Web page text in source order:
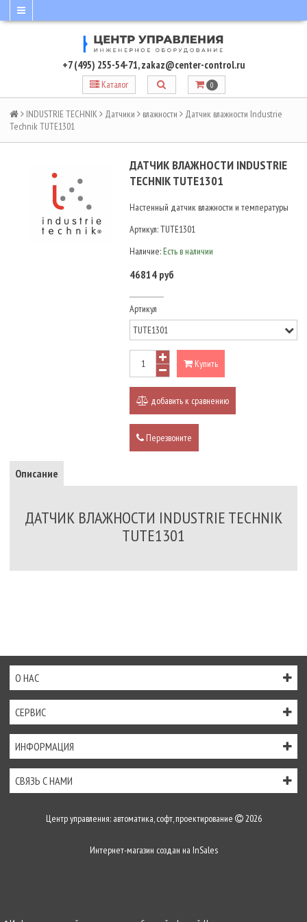
+7 (495) 255-54-71,zakaz@center-control.ru
Каталог 0
INDUSTRIE TECHNIK Датчики влажности
Датчик влажности Industrie
Technik TUTE1301
ДАТЧИК ВЛАЖНОСТИ INDUSTRIE
TECHNIK TUTE1301
Настенный датчик влажности и температуры
Артикул:TUTE1301
Наличие: Есть в наличии
46814 руб
Артикул
Купить
добавить к сравнению
Перезвоните
Описание
ДАТЧИК ВЛАЖНОСТИ INDUSTRIE TECHNIK
TUTE1301
О НАС
СЕРВИС
ИНФОРМАЦИЯ
СВЯЗЬ С НАМИ
Центр управления: автоматика, софт, проектирование 2026
Интернет-магазин создан на InSales